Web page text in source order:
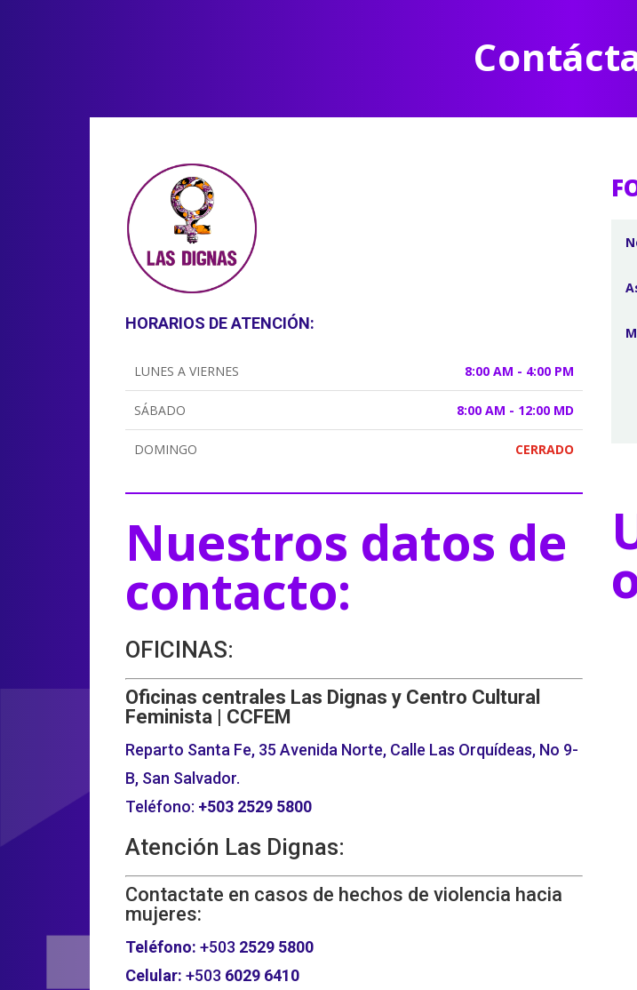
HORARIOS DE ATENCIÓN:
LUNES A VIERNES 8:00 AM - 4:00 PM
SÁBADO 8:00 AM - 12:00 MD
DOMINGO CERRADO
Nuestros datos de
contacto:
OFICINAS:
Oficinas centrales Las Dignas y Centro Cultural
Feminista | CCFEM
Reparto Santa Fe, 35 Avenida Norte, Calle Las Orquídeas, No 9-
B, San Salvador.
Teléfono: +503 2529 5800
Atención Las Dignas:
Contactate en casos de hechos de violencia hacia
mujeres:
Teléfono: +503 2529 5800
Celular: +503 6029 6410